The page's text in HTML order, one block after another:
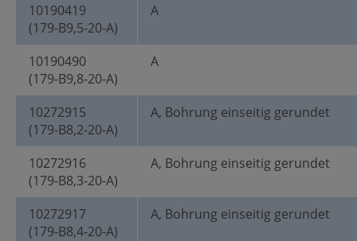
10190419
(179-B9,5-20-A)
A
10190490
(179-B9,8-20-A)
A
10272915
(179-B8,2-20-A)
A, Bohrung einseitig gerundet
10272916
(179-B8,3-20-A)
A, Bohrung einseitig gerundet
10272917
(179-B8,4-20-A)
A, Bohrung einseitig gerundet